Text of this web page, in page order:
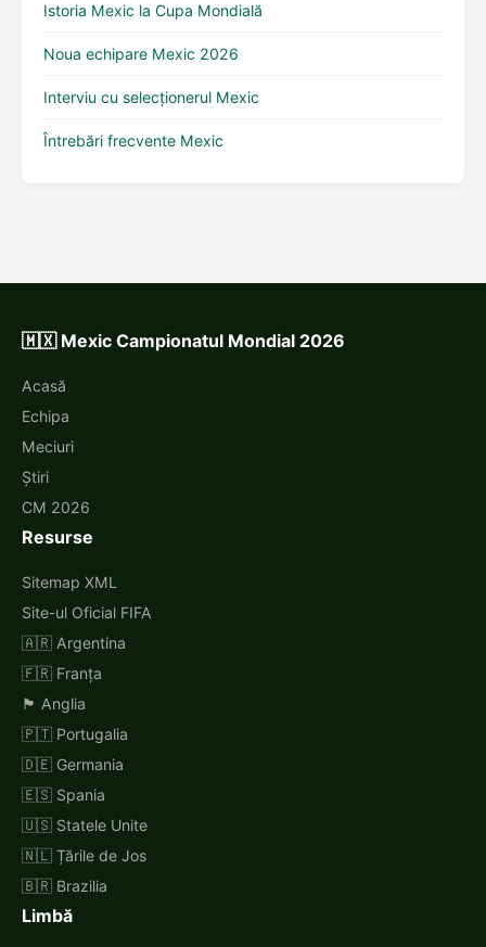
Istoria Mexic la Cupa Mondială
Noua echipare Mexic 2026
Interviu cu selecționerul Mexic
Întrebări frecvente Mexic
🇲🇽 Mexic Campionatul Mondial 2026
Acasă
Echipa
Meciuri
Știri
CM 2026
Resurse
Sitemap XML
Site-ul Oficial FIFA
🇦🇷 Argentina
🇫🇷 Franța
🏴󠁧󠁢󠁥󠁮󠁧󠁿 Anglia
🇵🇹 Portugalia
🇩🇪 Germania
🇪🇸 Spania
🇺🇸 Statele Unite
🇳🇱 Țările de Jos
🇧🇷 Brazilia
Limbă